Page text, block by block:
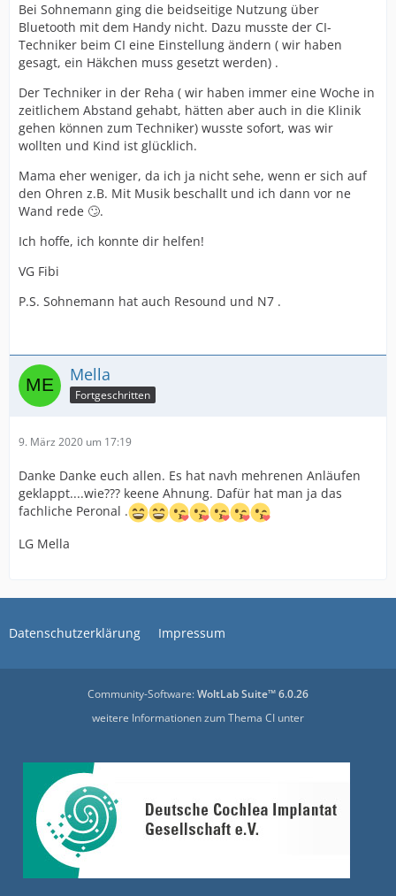
Bei Sohnemann ging die beidseitige Nutzung über
Bluetooth mit dem Handy nicht. Dazu musste der CI-
Techniker beim CI eine Einstellung ändern ( wir haben
gesagt, ein Häkchen muss gesetzt werden) .
Der Techniker in der Reha ( wir haben immer eine Woche in
zeitlichem Abstand gehabt, hätten aber auch in die Klinik
gehen können zum Techniker) wusste sofort, was wir
wollten und Kind ist glücklich.
Mama eher weniger, da ich ja nicht sehe, wenn er sich auf
den Ohren z.B. Mit Musik beschallt und ich dann vor ne
Wand rede 🙄.
Ich hoffe, ich konnte dir helfen!
VG Fibi
P.S. Sohnemann hat auch Resound und N7 .
Mella
Fortgeschritten
9. März 2020 um 17:19
Danke Danke euch allen. Es hat navh mehrenen Anläufen
geklappt....wie??? keene Ahnung. Dafür hat man ja das
fachliche Peronal .
LG Mella
Datenschutzerklärung Impressum
Community-Software:WoltLab Suite™ 6.0.26
weitere Informationen zum Thema CI unter